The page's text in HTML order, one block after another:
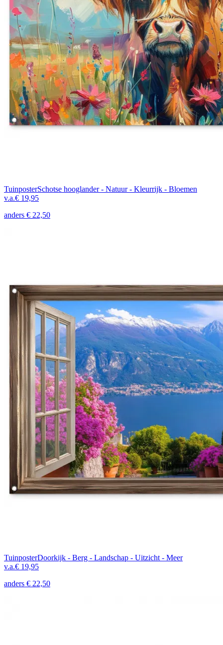
TuinposterSchotse hooglander - Natuur - Kleurrijk - Bloemen
v.a.€ 19,95
anders € 22,50
TuinposterDoorkijk - Berg - Landschap - Uitzicht - Meer
v.a.€ 19,95
anders € 22,50